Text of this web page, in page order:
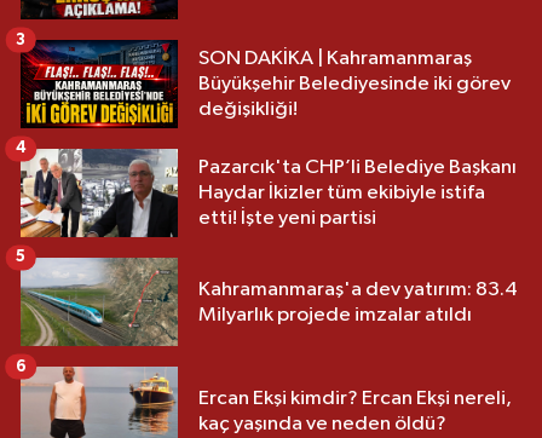
SON DAKİKA | Kahramanmaraş
Büyükşehir Belediyesinde iki görev
değişikliği!
3
Pazarcık'ta CHP’li Belediye Başkanı
Haydar İkizler tüm ekibiyle istifa
etti! İşte yeni partisi
4
Kahramanmaraş'a dev yatırım: 83.4
Milyarlık projede imzalar atıldı
5
Ercan Ekşi kimdir? Ercan Ekşi nereli,
kaç yaşında ve neden öldü?
6